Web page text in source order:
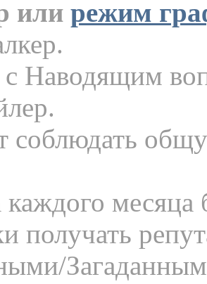
или режим
с Наводящим
соблюдать
каждого месяца
получать